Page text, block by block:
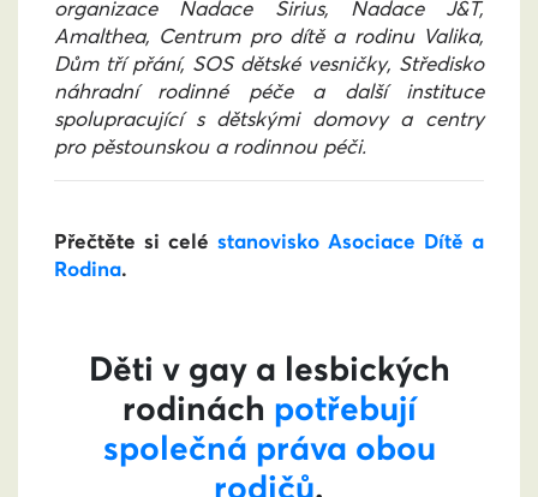
organizace Nadace Sirius, Nadace J&T,
Amalthea, Centrum pro dítě a rodinu Valika,
Dům tří přání, SOS dětské vesničky, Středisko
náhradní rodinné péče a další instituce
spolupracující s dětskými domovy a centry
pro pěstounskou a rodinnou péči.
Přečtěte si celé stanovisko Asociace Dítě a
Rodina.
Děti v gay a lesbických
rodinách potřebují
společná práva obou
rodičů.